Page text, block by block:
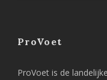
ProVoet
ProVoet is de